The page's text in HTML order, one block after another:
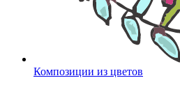
Композиции из цветов